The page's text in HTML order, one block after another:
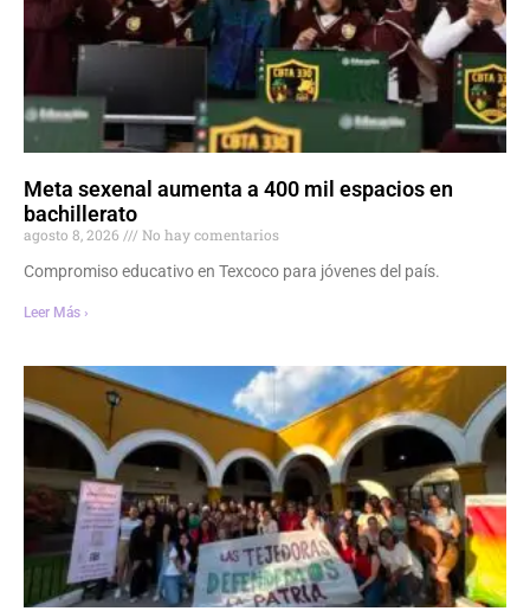
Meta sexenal aumenta a 400 mil espacios en
bachillerato
agosto 8, 2026
No hay comentarios
Compromiso educativo en Texcoco para jóvenes del país.
Leer Más ›